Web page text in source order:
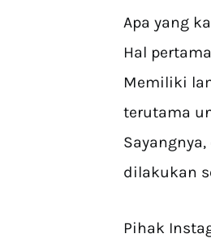
Apa yang
Hal
Memiliki
terutama
dilakukan
Pihak